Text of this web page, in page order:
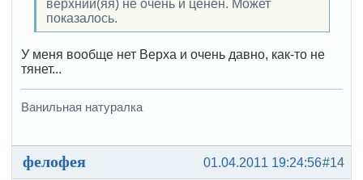
верхний(яя) не очень и ценен. Может
показалось.
У меня вообще нет Верха и очень давно, как-то не
тянет...
Ванильная натуралка
#14
01.04.2011 19:24:56
фелофея